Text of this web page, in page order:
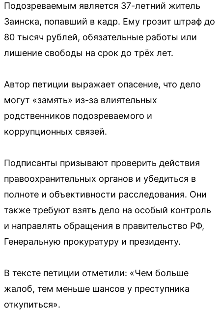
Подозреваемым является 37-летний житель
Заинска, попавший в кадр. Ему грозит штраф до
80 тысяч рублей, обязательные работы или
лишение свободы на срок до трёх лет.
Автор петиции выражает опасение, что дело
могут «замять» из-за влиятельных
родственников подозреваемого и
коррупционных связей.
Подписанты призывают проверить действия
правоохранительных органов и убедиться в
полноте и объективности расследования. Они
также требуют взять дело на особый контроль
и направлять обращения в правительство РФ,
Генеральную прокуратуру и президенту.
В тексте петиции отметили: «Чем больше
жалоб, тем меньше шансов у преступника
откупиться».